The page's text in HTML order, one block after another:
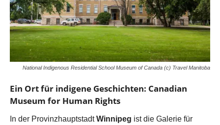
National Indigenous Residential School Museum of Canada (c) Travel Manitoba
Ein Ort für indigene Geschichten: Canadian
Museum for Human Rights
In der ProvinzhauptstadtWinnipeg ist die Galerie für